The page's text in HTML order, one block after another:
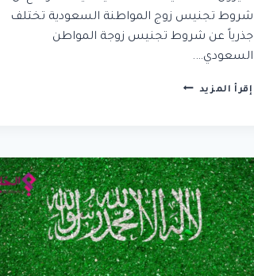
شروط تجنيس زوج المواطنة السعودية تختلف
جذرياً عن شروط تجنيس زوجة المواطن
السعودي….
إقرأ المزيد شروط
|
كل
ما
تود
معرفته
في
مكان